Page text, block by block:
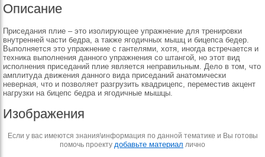
Описание
Приседания плие – это изолирующее упражнение для тренировки
внутренней части бедра, а также ягодичных мышц и бицепса бедер.
Выполняется это упражнение с гантелями, хотя, иногда встречается и
техника выполнения данного упражнения со штангой, но этот вид
исполнения приседаний плие является неправильным. Дело в том, что
амплитуда движения данного вида приседаний анатомически
неверная, что и позволяет разгрузить квадрицепс, переместив акцент
нагрузки на бицепс бедра и ягодичные мышцы.
Изображения
Если у вас имеются знания\информация по данной тематике и Вы готовы
помочь проекту добавьте материал лично